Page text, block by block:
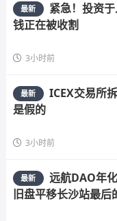
最新
紧急！投资
钱正在被收割
3小时前
最新
ICEX交易所
是假的
3小时前
最新
远航DAO年
旧盘平移长沙站最后